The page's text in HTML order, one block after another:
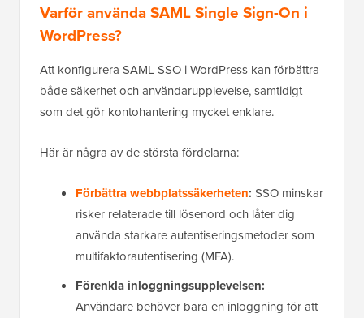
Varför använda SAML Single Sign-On i
WordPress?
Att konfigurera SAML SSO i WordPress kan förbättra
både säkerhet och användarupplevelse, samtidigt
som det gör kontohantering mycket enklare.
Här är några av de största fördelarna:
Förbättra webbplatssäkerheten: SSO minskar
risker relaterade till lösenord och låter dig
använda starkare autentiseringsmetoder som
multifaktorautentisering (MFA).
Förenkla inloggningsupplevelsen:
Användare behöver bara en inloggning för att